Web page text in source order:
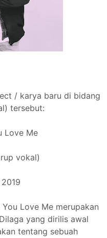
/ karya baru di bidang
tersebut:
Love Me
vokal)
You Love Me merupakan
yang dirilis awal
tentang sebuah